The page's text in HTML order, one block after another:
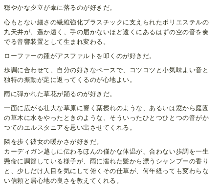
穏やかな夕立が傘に落るのが好きだ。
心もとない細さの繊維強化プラスチックに支えられたポリエステルの
丸天井が、遥か遠く、手の届かないほど遠くにあるはずの空の音を奏
でる音響装置として生まれ変わる。
ローファーの踵がアスファルトを叩くのが好きだ。
歩調に合わせて、自分の好きなペースで、コツコツと小気味よい音と
独特の振動が足に返ってくるのが心地よい。
雨に弾かれた草花が踊るのが好きだ。
一面に広がる壮大な草原に響く葉擦れのような、あるいは窓から庭園
の草木に水をやったときのような、そういったひとつひとつの音がか
つてのエルスタニアを思い出させてくれる。
隣を歩く彼女の暖かさが好きだ。
カーディガン越しに伝わるほんの僅かな体温が、合わない歩調を一生
懸命に調節している様子が、雨に濡れた髪から漂うシャンプーの香り
と、少しだけ人目を気にして俯くその仕草が、何年経っても変わらな
い信頼と居心地の良さを教えてくれる。